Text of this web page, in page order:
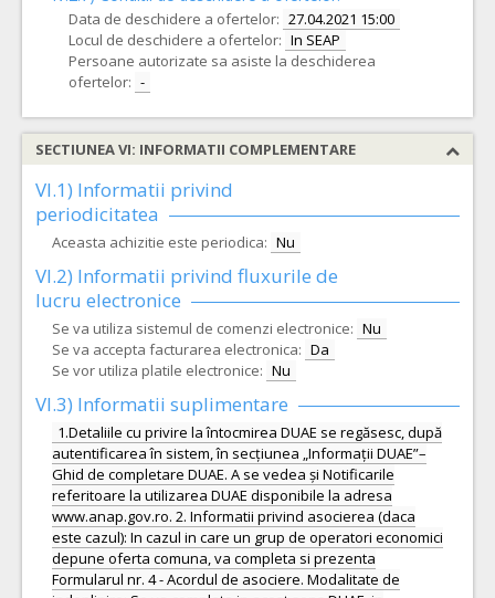
Data de deschidere a ofertelor: 27.04.2021 15:00
Locul de deschidere a ofertelor: In SEAP
Persoane autorizate sa asiste la deschiderea
ofertelor: -
SECTIUNEA VI: INFORMATII COMPLEMENTARE
VI.1) Informatii privind
periodicitatea
Aceasta achizitie este periodica: Nu
VI.2) Informatii privind fluxurile de
lucru electronice
Se va utiliza sistemul de comenzi electronice: Nu
Se va accepta facturarea electronica: Da
Se vor utiliza platile electronice: Nu
VI.3) Informatii suplimentare
1.Detaliile cu privire la întocmirea DUAE se regăsesc, după
autentificarea în sistem, în secțiunea „Informații DUAE”–
Ghid de completare DUAE. A se vedea și Notificarile
referitoare la utilizarea DUAE disponibile la adresa
www.anap.gov.ro. 2. Informatii privind asocierea (daca
este cazul): In cazul in care un grup de operatori economici
depune oferta comuna, va completa si prezenta
Formularul nr. 4 - Acordul de asociere. Modalitate de